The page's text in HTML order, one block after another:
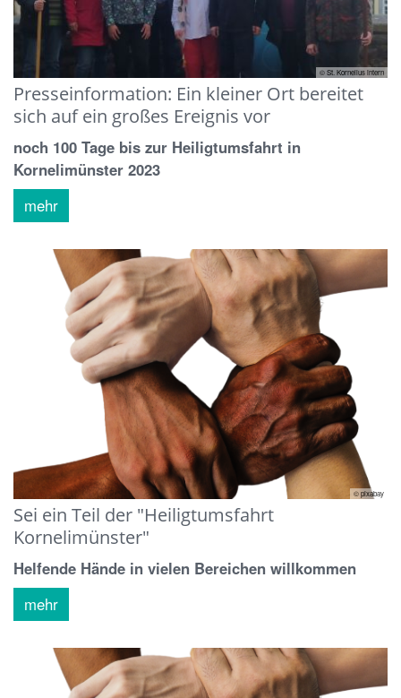
© St. Kornelius intern
Presseinformation: Ein kleiner Ort bereitet
sich auf ein großes Ereignis vor
noch 100 Tage bis zur Heiligtumsfahrt in
Kornelimünster 2023
mehr
© pixabay
Sei ein Teil der "Heiligtumsfahrt
Kornelimünster"
Helfende Hände in vielen Bereichen willkommen
mehr